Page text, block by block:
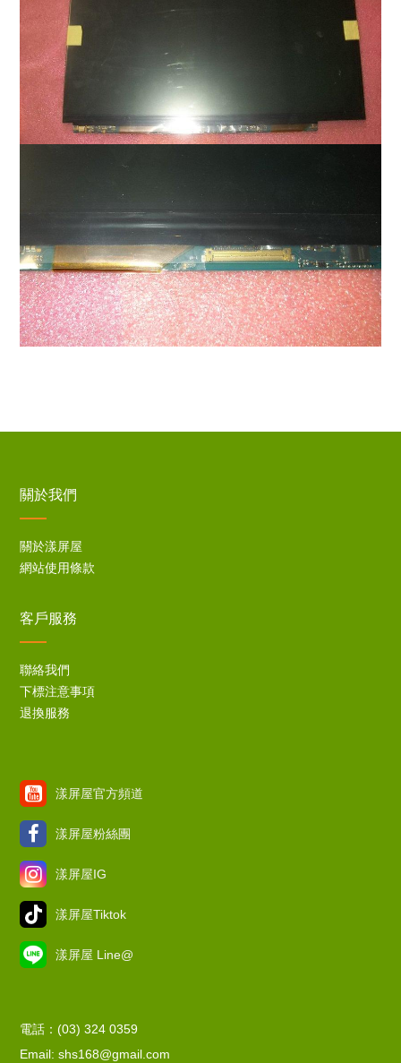
關於我們
關於漾屏屋
網站使用條款
客戶服務
聯絡我們
下標注意事項
退換服務
漾屏屋官方頻道
漾屏屋粉絲團
漾屏屋IG
漾屏屋Tiktok
漾屏屋 Line@
電話：(03) 324 0359
Email: shs168@gmail.com